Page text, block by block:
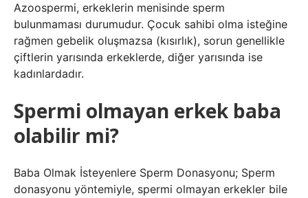
Azoospermi, erkeklerin menisinde sperm
bulunmaması durumudur. Çocuk sahibi olma isteğine
rağmen gebelik oluşmazsa (kısırlık), sorun genellikle
çiftlerin yarısında erkeklerde, diğer yarısında ise
kadınlardadır.
Spermi olmayan erkek baba
olabilir mi?
Baba Olmak İsteyenlere Sperm Donasyonu; Sperm
donasyonu yöntemiyle, spermi olmayan erkekler bile